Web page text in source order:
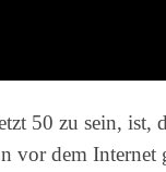
50 zu sein, ist,
vor dem Internet